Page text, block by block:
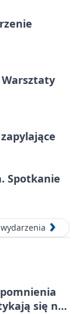
Warsztaty
Spotkanie
się na